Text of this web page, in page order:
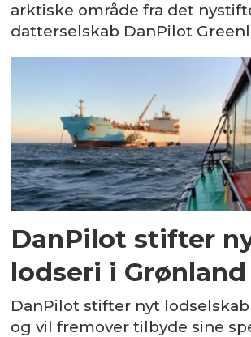
arktiske område fra det
datterselskab DanPilot
DanPilot stifter
lodseri i Grønland
DanPilot stifter nyt
og vil fremover tilbyde sine